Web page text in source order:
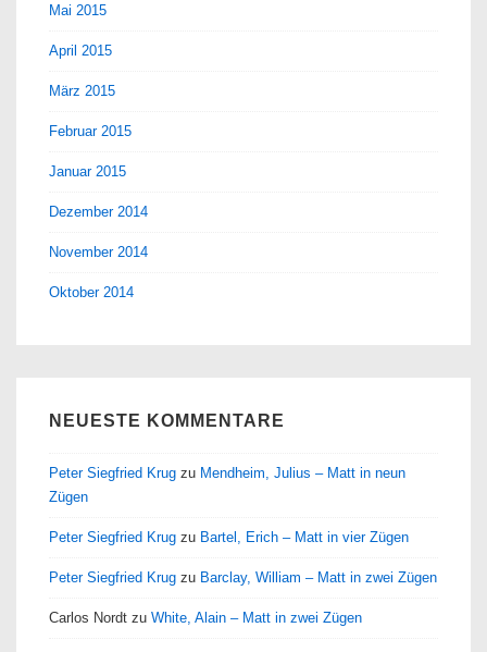
Mai 2015
April 2015
März 2015
Februar 2015
Januar 2015
Dezember 2014
November 2014
Oktober 2014
NEUESTE KOMMENTARE
Peter Siegfried Krug zu Mendheim, Julius – Matt in neun
Zügen
Peter Siegfried Krug zu Bartel, Erich – Matt in vier Zügen
Peter Siegfried Krug zu Barclay, William – Matt in zwei Zügen
Carlos Nordt zu White, Alain – Matt in zwei Zügen